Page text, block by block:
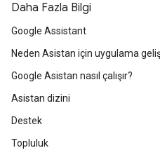
Daha Fazla Bilgi
Google Assistant
Neden Asistan için uygulama
Google Asistan nasıl çalışır?
Asistan dizini
Destek
Topluluk